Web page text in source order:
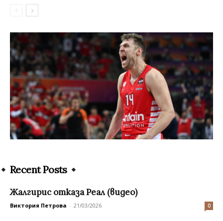
Recent Posts
Жалгирис отказа Реал (видео)
Виктория Петрова - 21/03/2026 0